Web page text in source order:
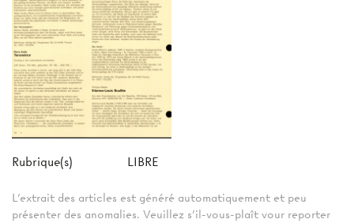
Rubrique(s) LIBRE
L'extrait des articles est généré automatiquement et peu
présenter des anomalies. Veuillez s'il-vous-plaît vour reporter